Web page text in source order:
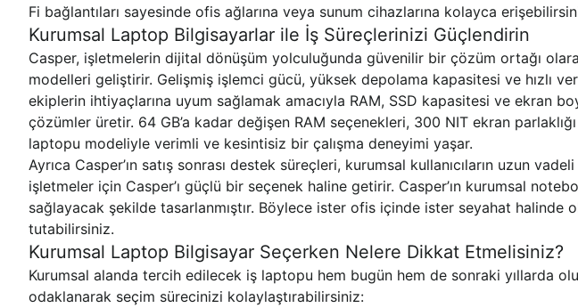
Fi bağlantıları sayesinde ofis ağlarına veya sunum cihazlarına kolayca
Kurumsal Laptop Bilgisayarlar ile İş Süreçlerinizi Güçlendirin
Casper, işletmelerin dijital dönüşüm yolculuğunda güvenilir bir çözüm ortağı
modelleri geliştirir. Gelişmiş işlemci gücü, yüksek depolama kapasitesi ve hızlı
ekiplerin ihtiyaçlarına uyum sağlamak amacıyla RAM, SSD kapasitesi ve ekran
çözümler üretir. 64 GB’a kadar değişen RAM seçenekleri, 300 NIT ekran
laptopu modeliyle verimli ve kesintisiz bir çalışma deneyimi yaşar.
Ayrıca Casper’ın satış sonrası destek süreçleri, kurumsal kullanıcıların uzun
işletmeler için Casper’ı güçlü bir seçenek haline getirir. Casper’ın kurumsal
sağlayacak şekilde tasarlanmıştır. Böylece ister ofis içinde ister seyahat
tutabilirsiniz.
Kurumsal Laptop Bilgisayar Seçerken Nelere Dikkat Etmelisiniz?
Kurumsal alanda tercih edilecek iş laptopu hem bugün hem de sonraki yıllarda
odaklanarak seçim sürecinizi kolaylaştırabilirsiniz: